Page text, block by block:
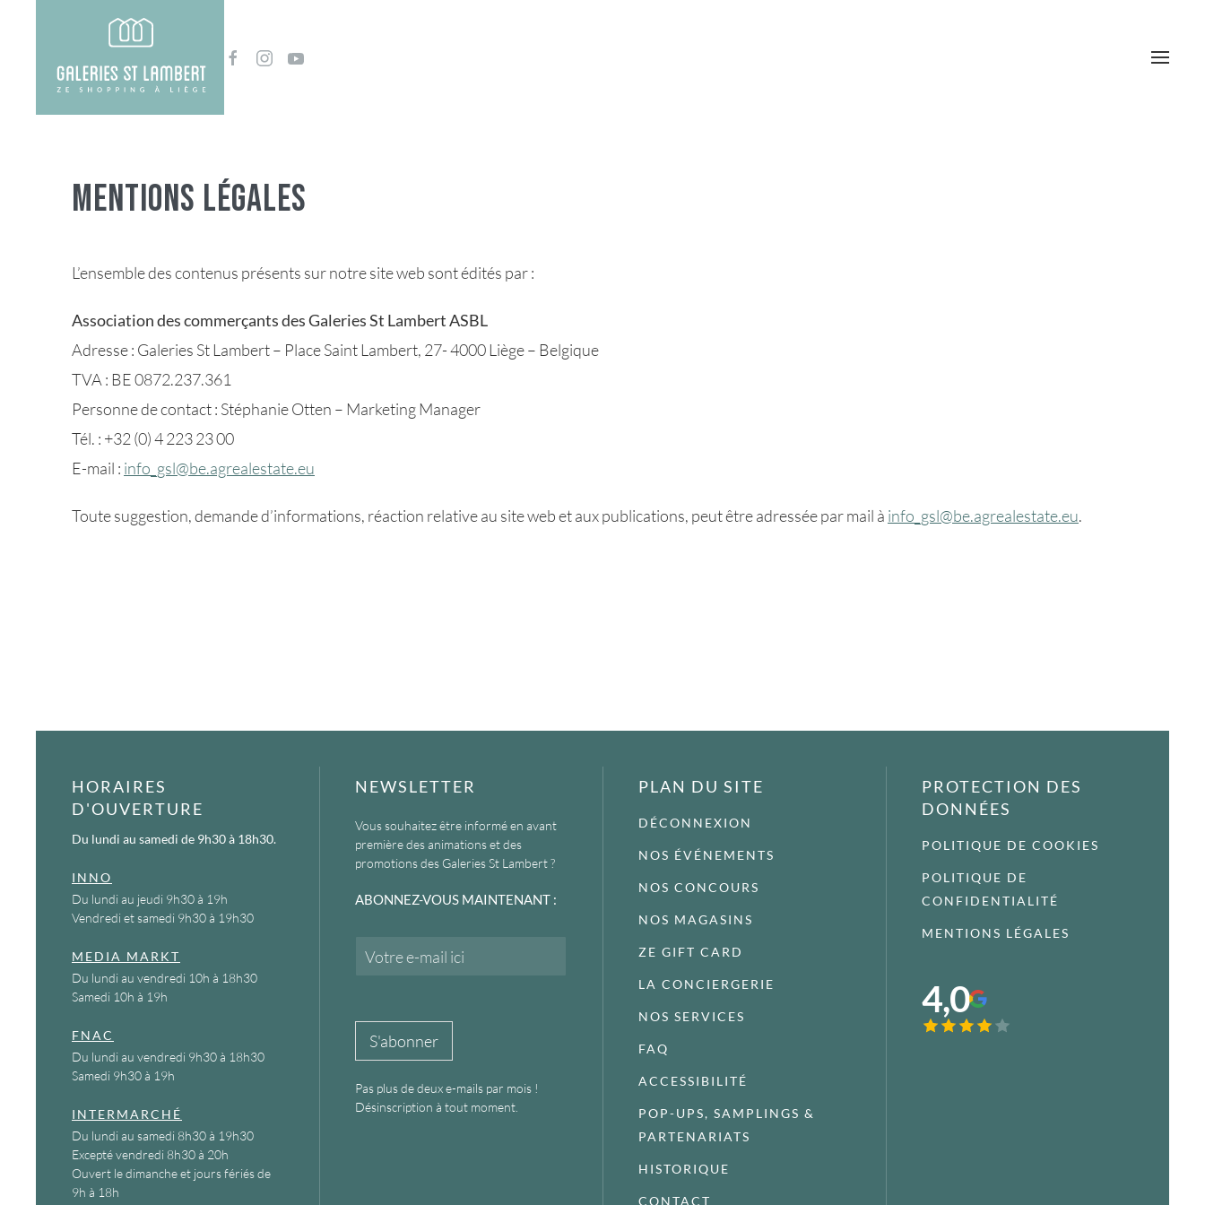
Mentions légales
L’ensemble des contenus présents sur notre site web sont édités par :
Association des commerçants des Galeries St Lambert ASBL
Adresse : Galeries St Lambert – Place Saint Lambert, 27- 4000 Liège – Belgique
TVA : BE 0872.237.361
Personne de contact : Stéphanie Otten – Marketing Manager
Tél. : +32 (0) 4 223 23 00
E-mail : info_gsl@be.agrealestate.eu
Toute suggestion, demande d’informations, réaction relative au site web et aux publications, peut être adressée par mail à info_gsl@be.agrealestate.eu.
HORAIRES
D'OUVERTURE
Du lundi au samedi de 9h30 à 18h30.
INNO
Du lundi au jeudi 9h30 à 19h
Vendredi et samedi 9h30 à 19h30
MEDIA MARKT
Du lundi au vendredi 10h à 18h30
Samedi 10h à 19h
FNAC
Du lundi au vendredi 9h30 à 18h30
Samedi 9h30 à 19h
INTERMARCHÉ
Du lundi au samedi 8h30 à 19h30
Excepté vendredi 8h30 à 20h
Ouvert le dimanche et jours fériés de
9h à 18h
NEWSLETTER
Vous souhaitez être informé en avant
première des animations et des
promotions des Galeries St Lambert ?
ABONNEZ-VOUS MAINTENANT :
S'abonner
Pas plus de deux e-mails par mois !
Désinscription à tout moment.
PLAN DU SITE
DÉCONNEXION
NOS ÉVÉNEMENTS
NOS CONCOURS
NOS MAGASINS
ZE GIFT CARD
LA CONCIERGERIE
NOS SERVICES
FAQ
ACCESSIBILITÉ
POP-UPS, SAMPLINGS &
PARTENARIATS
HISTORIQUE
CONTACT
PROTECTION DES
DONNÉES
POLITIQUE DE COOKIES
POLITIQUE DE
CONFIDENTIALITÉ
MENTIONS LÉGALES
4,0